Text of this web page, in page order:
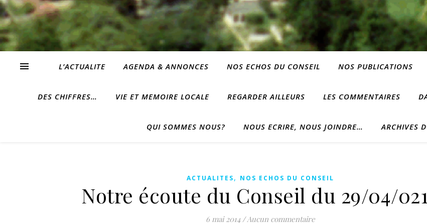
L’ACTUALITE AGENDA & ANNONCES NOS ECHOS DU CONSEIL NOS PUBLICATIONS
DES CHIFFRES… VIE ET MEMOIRE LOCALE REGARDER AILLEURS LES COMMENTAIRES
QUI SOMMES NOUS? NOUS ECRIRE, NOUS JOINDRE… ARCHIVES
ACTUALITES, NOS ECHOS DU CONSEIL
Notre écoute du Conseil du 29/04/
6 mai 2014 /Aucun commentaire